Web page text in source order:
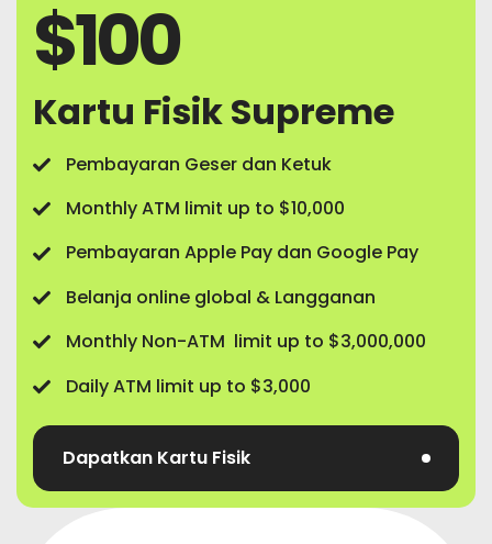
$100
Kartu Fisik Supreme
Pembayaran Geser dan Ketuk
Monthly ATM limit up to $10,000
Pembayaran Apple Pay dan Google Pay
Belanja online global & Langganan
Monthly Non-ATM limit up to $3,000,000
Daily ATM limit up to $3,000
Dapatkan Kartu Fisik